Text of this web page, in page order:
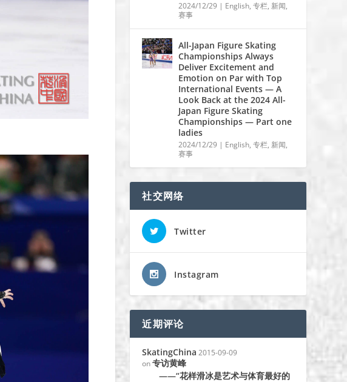
2024/12/29 | English,专栏, 新闻,
赛事
All-Japan Figure Skating
Championships Always
Deliver Excitement and
Emotion on Par with Top
International Events — A
Look Back at the 2024 All-
Japan Figure Skating
Championships — Part one
ladies
2024/12/29 | English,专栏, 新闻,
赛事
社交网络
Twitter
Instagram
近期评论
SkatingChina 2015-09-09
on专访黄峰
——“花样滑冰是艺术与体育最好的